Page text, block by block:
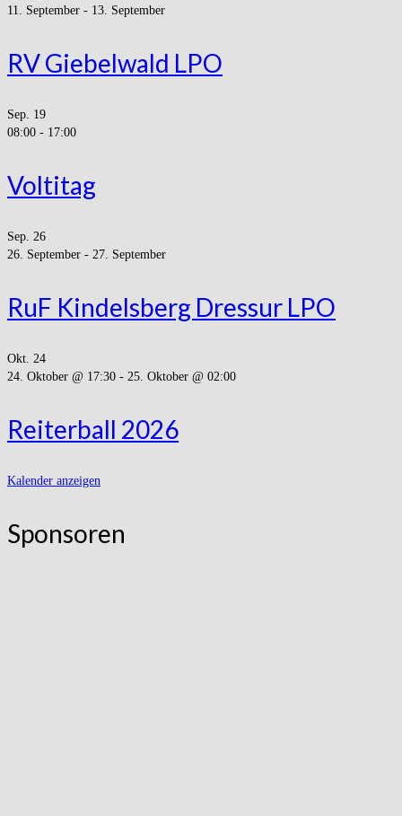
11. September - 13. September
RV Giebelwald LPO
Sep. 19
08:00 - 17:00
Voltitag
Sep. 26
26. September - 27. September
RuF Kindelsberg Dressur LPO
Okt. 24
24. Oktober @ 17:30 - 25. Oktober @ 02:00
Reiterball 2026
Kalender anzeigen
Sponsoren